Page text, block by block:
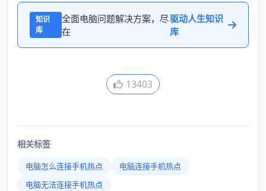
知识
库
全面电脑问题解决方案，尽
在
驱动人生知识
库
13403
相关标签
电脑怎么连接手机热点
电脑连接手机热点
电脑无法连接手机热点